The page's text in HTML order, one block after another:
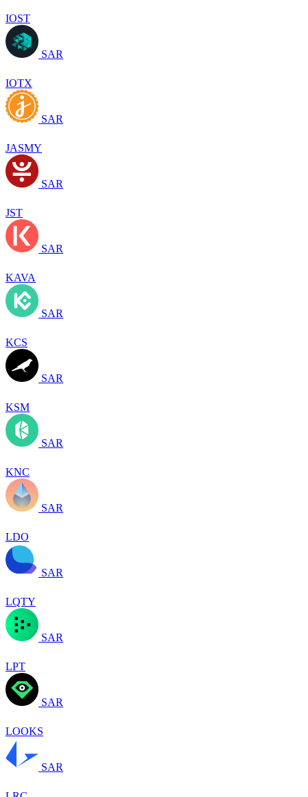
IOST
SAR
IOTX
SAR
JASMY
SAR
JST
SAR
KAVA
SAR
KCS
SAR
KSM
SAR
KNC
SAR
LDO
SAR
LQTY
SAR
LPT
SAR
LOOKS
SAR